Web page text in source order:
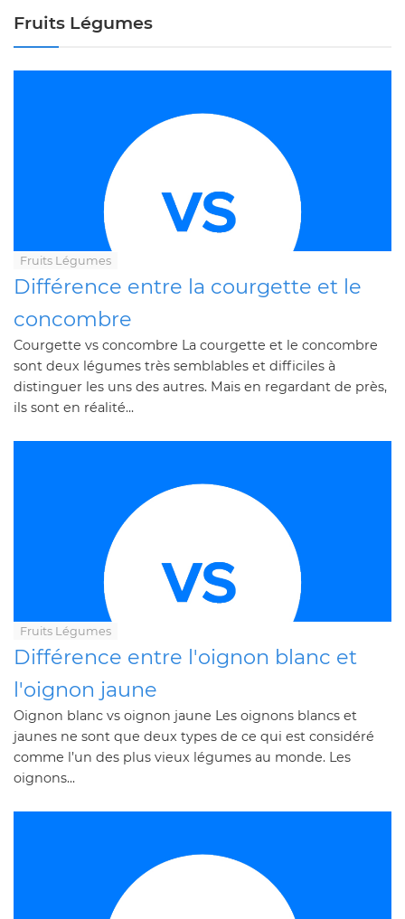
Fruits Légumes
Fruits Légumes
Différence entre la courgette et le
concombre
Courgette vs concombre La courgette et le concombre
sont deux légumes très semblables et difficiles à
distinguer les uns des autres. Mais en regardant de près,
ils sont en réalité...
Fruits Légumes
Différence entre l'oignon blanc et
l'oignon jaune
Oignon blanc vs oignon jaune Les oignons blancs et
jaunes ne sont que deux types de ce qui est considéré
comme l’un des plus vieux légumes au monde. Les
oignons...